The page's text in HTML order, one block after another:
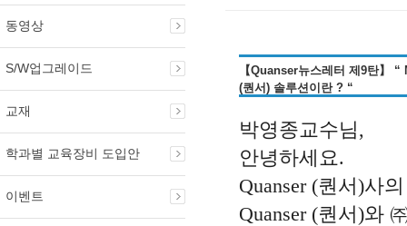
동영상
S/W업그레이드
교재
학과별 교육장비 도입안
이벤트
【Quanser뉴스레터 제9탄】
(퀀서) 솔루션이란 ? “
박영종교수님,
안녕하세요.
Quanser (퀀서)사
Quanser (퀀서)와